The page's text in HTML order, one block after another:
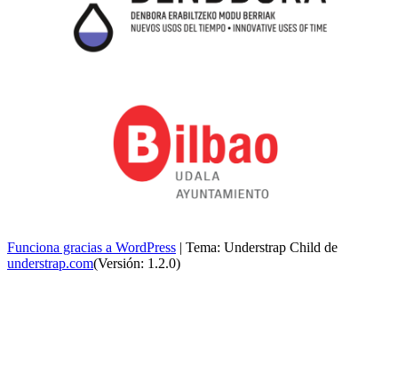
Funciona gracias a WordPress
Tema: Understrap Child de
understrap.com(Versión: 1.2.0)